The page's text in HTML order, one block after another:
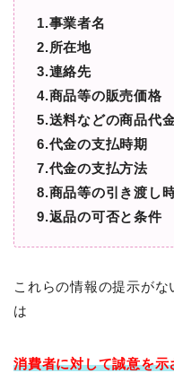
1.事業者名
2.所在地
3.連絡先
4.商品等の販売価格
5.送料などの商品代
6.代金の支払時期
7.代金の支払方法
8.商品等の引き渡し
9.返品の可否と条件
これらの情報の提示が
は
消費者に対して誠意を示